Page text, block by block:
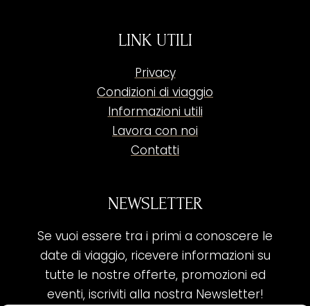
LINK UTILI
Privacy
Condizioni di viaggio
Informazioni utili
Lavora con noi
Contatti
NEWSLETTER
Se vuoi essere tra i primi a conoscere le
date di viaggio, ricevere informazioni su
tutte le nostre offerte, promozioni ed
eventi, iscriviti alla nostra Newsletter!